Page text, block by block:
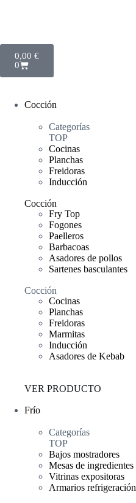
0,00 €
0
Cocción
Categorías
TOP
Cocinas
Planchas
Freidoras
Inducción
Cocción
Fry Top
Fogones
Paelleros
Barbacoas
Asadores de pollos
Sartenes basculantes
Cocción
Cocinas
Planchas
Freidoras
Marmitas
Inducción
Asadores de Kebab
VER PRODUCTO
Frío
Categorías
TOP
Bajos mostradores
Mesas de ingredientes
Vitrinas expositoras
Armarios refrigeración